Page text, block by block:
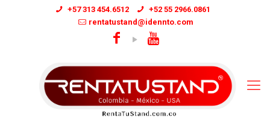
+57 313 454.6512
+52 55 2966.0861
rentatustand@idennto.com